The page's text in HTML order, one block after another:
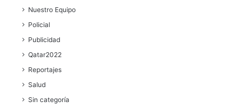
Nuestro Equipo
Policial
Publicidad
Qatar2022
Reportajes
Salud
Sin categoría